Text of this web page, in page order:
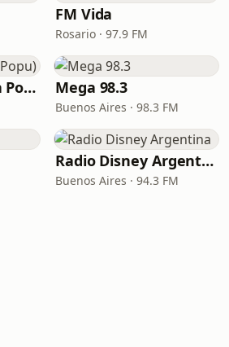
FM Vida
Rosario · 97.9 FM
Radio Popular (La Popu) Mega 98.3
Buenos Aires · 98.3 FM
Radio Disney Argentina
Buenos Aires · 94.3 FM